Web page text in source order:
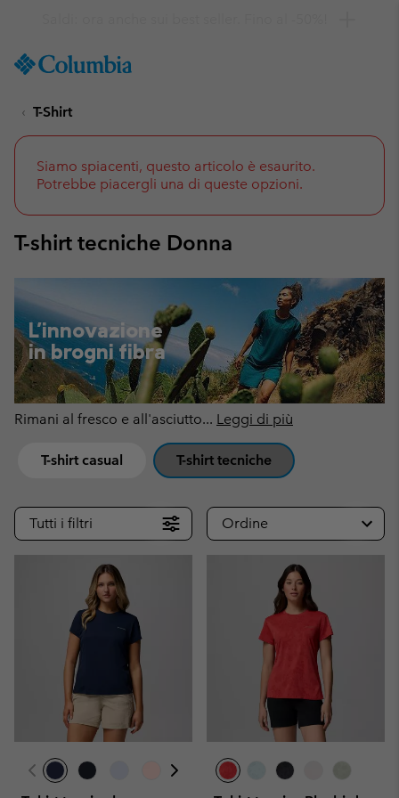
TO
SKIP
NAV
TO
SEARCH
T-Shirt
Siamo spiacenti, questo articolo è esaurito.
Potrebbe piacergli una di queste opzioni.
T-shirt tecniche Donna
L'innovazione
in brogni fibra
Rimani al fresco e all'asciutto... Leggi di più
T-shirt casual T-shirt tecniche
Tutti i filtri Ordine